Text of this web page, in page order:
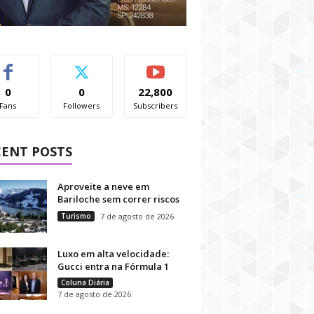
0
Fans
0
Followers
22,800
Subscribers
POSTS
Aproveite a neve em
Bariloche sem correr riscos
Turismo 7 de agosto de 2026
Luxo em alta velocidade:
Gucci entra na Fórmula 1
Coluna Diária
7 de agosto de 2026